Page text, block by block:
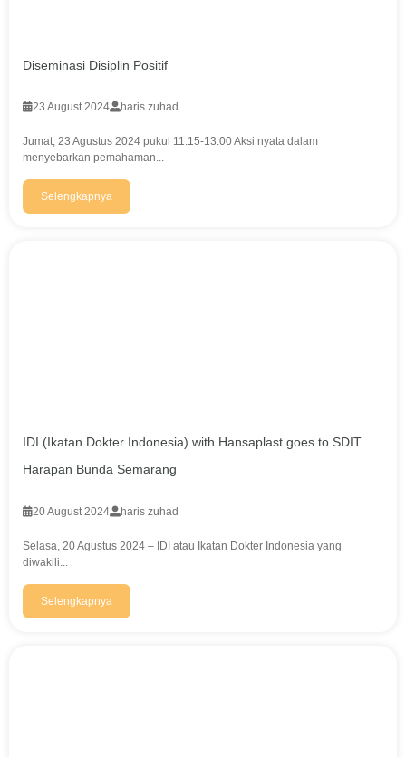
Diseminasi Disiplin Positif
23 August 2024 haris zuhad
Jumat, 23 Agustus 2024 pukul 11.15-13.00 Aksi nyata dalam
menyebarkan pemahaman...
Selengkapnya
IDI (Ikatan Dokter Indonesia) with Hansaplast goes to SDIT
Harapan Bunda Semarang
20 August 2024 haris zuhad
Selasa, 20 Agustus 2024 – IDI atau Ikatan Dokter Indonesia yang
diwakili...
Selengkapnya